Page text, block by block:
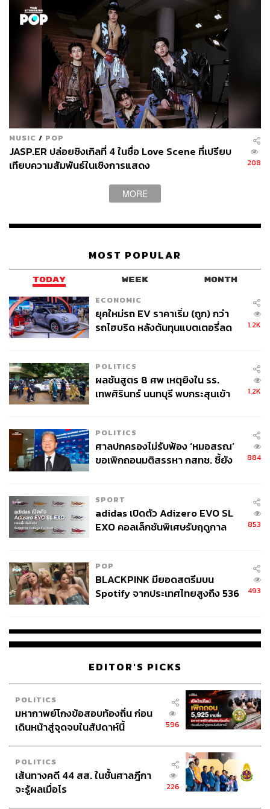
ซ้อมการแสดงเพลง
Our Season
ด้วยความมุ่งมั่น แม้จะเกิด
ความผิดพลาดไปบ้าง แต่ทุกคนก็คอยช่วยเหลือกันและกัน
เสมอ ก่อนที่จะปิดท้ายด้วยภาพของสมาชิกวงทั้ง 13 คน และ
โฉมหน้าของทีมงานเบื้องหลังที่ล้วนแล้วแต่เป็นส่วนสำคัญใน
การซัพพอร์ตวง HatoBito ไม่แพ้กัน จนเรียกได้ว่าOur
คือเพลงแห่งคำขอบคุณที่ชวนให้เรารู้สึกตื้นตันใจใน
ความผูกพันอันแน่นแฟ้นของทุกคนจริงๆ
รับชมมิวสิกวิดีโอได้ที่:
TAGS: ดนตรี J-Pop HatoBito
ABOUT THE AUTHOR
Content Creator ผู้หลงใหลในทุกศาสตร์และ
วัฒนธรรมของประเทศญี่ปุ่น
MUSIC / POP
JASP.ER ปล่อยซิงเกิลที่ 4 ในชื่อ Love Scene ที่เปรียบ
เทียบความสัมพันธ์ในเชิงการแสดง
208
MORE
MOST POPULAR
TODAY WEEK MONTH
ECONOMIC
ยุคใหม่รถ EV ราคาเริ่ม (ถูก) กว่า
รถไฮบริด หลังต้นทุนแบตเตอรี่ลด
1.2K
POLITICS
ผลชันสูตร 8 ศพ เหตุยิงใน รร.
เทพศิรินทร์ นนทบุรี พบกระสุนเข้า
1.2K
POLITICS
ศาลปกครองไม่รับฟ้อง ‘หมอสรณ’
ขอเพิกถอนมติสรรหา กสทช. ชี้ยัง
884
SPORT
adidas เปิดตัว Adizero EVO SL
EXO คอลเล็กชันพิเศษรับฤดูกาล
853
POP
BLACKPINK มียอดสตรีมบน
Spotify จากประเทศไทยสูงถึง 536
493
EDITOR'S PICKS
POLITICS
มหากาพย์โกงข้อสอบท้องถิ่น ก่อน
เดินหน้าสู่จุดจบในสัปดาห์นี้
596
POLITICS
เส้นทางคดี 44 สส. ในชั้นศาลฎีกา
จะรู้ผลเมื่อไร
226